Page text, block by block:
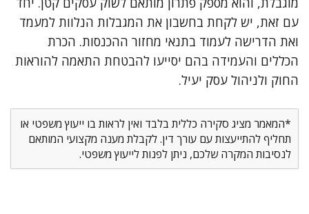
עם זאת, יש לקחת בחשבון את המגבלות הנלוות למעמד
ואת הדרישה לעמוד בתנאי מחזור ההכנסות. הכרת
הכללים והעמידה בהם יסייעו להבטחת התאמה להוראות
החוק ולניהול עסק יעיל.
*המאמר מציג סקירה כללית בלבד ואין לראות בו ייעוץ משפטי או
תחליף להתייעצות עם עורך דין. לקבלת מענה מקצועי המותאם
לנסיבות המקרה שלכם, ניתן לפנות לייעוץ משפטי.